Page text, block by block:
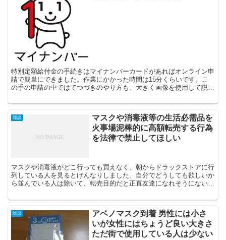
特別定額給付金の手続きはマイナンバーカードがあればオンライン申
請で簡単にできました。作業にかかった時間は15分くらいです。こ
の手の申請の中ではてつづきのやり方も、大きく画像を使用して説明
雑談
マスクや消毒液等の生活必需品を
火事場泥棒的に高額転売する行為
を法律で禁止してほしい
マスクや消毒液がどこ行っても買えなく、朝からドラックストアに行
列している人を見るとげんなりしました。自分でどうしても欲しいか
ら並んでいる人は除いて、転売目的だと正直友達になれそうにない。
雑談
アベノマスク到着 男性には小さ
いが女性にはちょうど良い大きさ
ただ街で使用している人は少ない